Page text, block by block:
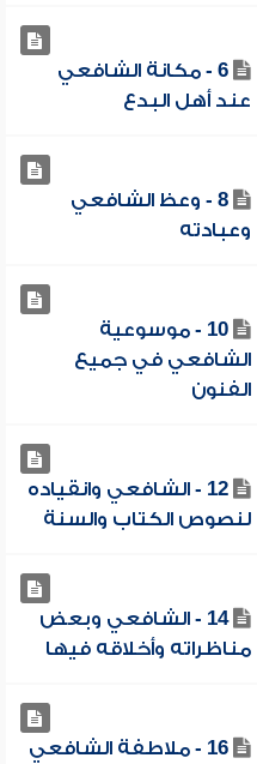
6 - مكانة الشافعي
عند أهل البدع
8 - وعظ الشافعي
وعبادته
10 - موسوعية
الشافعي في جميع
الفنون
12 - الشافعي وانقياده
لنصوص الكتاب والسنة
14 - الشافعي وبعض
مناظراته وأخلاقه فيها
16 - ملاطفة الشافعي